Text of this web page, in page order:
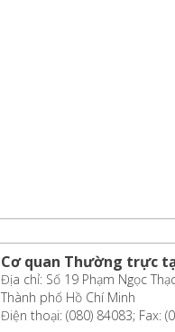
Cơ quan Thường trực
Địa chỉ: Số 19 Phạm Ngọc
Thành phố Hồ Chí Minh
Điện thoại: (080) 84083; Fax: